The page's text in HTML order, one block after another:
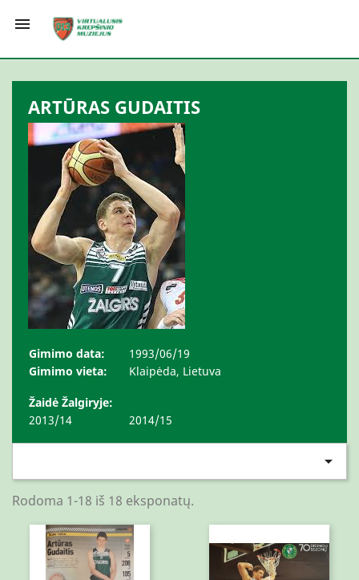

ARTŪRAS GUDAITIS
Gimimo data:
1993/06/19
Gimimo vieta:
Klaipėda, Lietuva
Žaidė Žalgiryje:
2013/14
2014/15

Rodoma 1-18 iš 18 eksponatų.